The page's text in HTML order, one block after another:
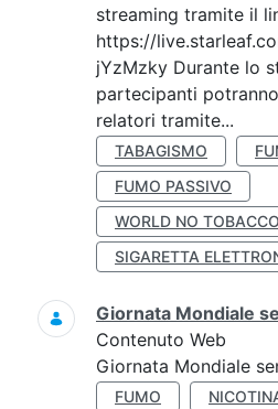
streaming tramite il
https://
jYzMzky Durante lo
partecipanti
relatori tramite...
TABAGISMO
FUMO PASSIVO
WORLD NO
SIGARETTA
Giornata Mondiale
Contenuto Web
Giornata Mondiale
FUMO